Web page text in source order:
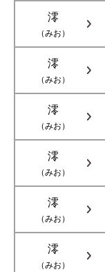
澪
（みお）
澪
（みお）
澪
（みお）
澪
（みお）
澪
（みお）
澪
（みお）